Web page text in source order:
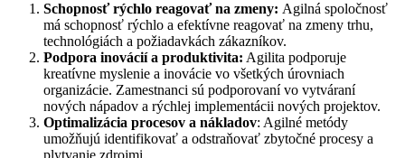
Schopnosť rýchlo reagovať na zmeny: Agilná spoločnosť
má schopnosť rýchlo a efektívne reagovať na zmeny trhu,
technológiách a požiadavkách zákazníkov.
Podpora inovácií a produktivita: Agilita podporuje
kreatívne myslenie a inovácie vo všetkých úrovniach
organizácie. Zamestnanci sú podporovaní vo vytváraní
nových nápadov a rýchlej implementácii nových projektov.
Optimalizácia procesov a nákladov: Agilné metódy
umožňujú identifikovať a odstraňovať zbytočné procesy a